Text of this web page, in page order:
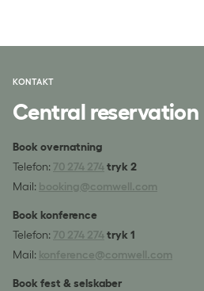
KONTAKT
Central reservation
Book overnatning
Telefon: 70 274 274tryk 2
Mail: booking@comwell.com
Book konference
Telefon: 70 274 274tryk 1
Mail: konference@comwell.com
Book fest & selskaber